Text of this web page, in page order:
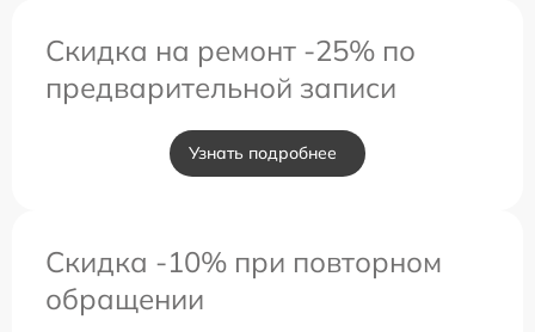
Скидка на ремонт -25% по
предварительной записи
Узнать подробнее
Скидка -10% при повторном
обращении